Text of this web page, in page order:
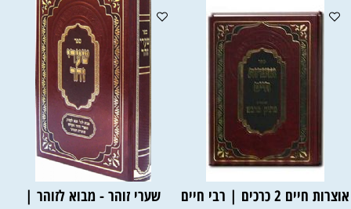
אוצרות חיים 2 כרכים | רבי חיים
שערי זוהר - מבוא לזוהר |